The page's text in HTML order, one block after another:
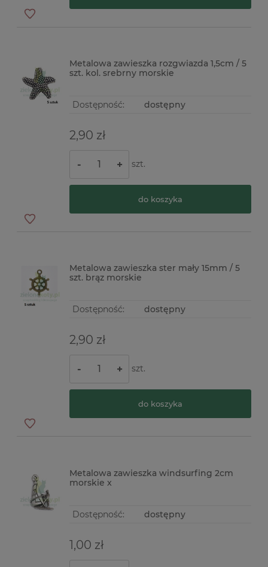
Metalowa zawieszka rozgwiazda 1,5cm / 5
szt. kol. srebrny morskie
Dostępność: dostępny
2,90 zł
- + szt.
do koszyka
Metalowa zawieszka ster mały 15mm / 5
szt. brąz morskie
Dostępność: dostępny
2,90 zł
- + szt.
do koszyka
Metalowa zawieszka windsurfing 2cm
morskie x
Dostępność: dostępny
1,00 zł